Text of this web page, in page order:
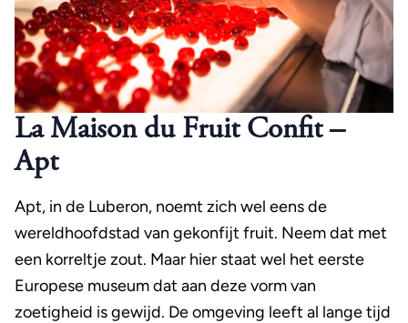
La Maison du Fruit Confit –
Apt
Apt, in de Luberon, noemt zich wel eens de
wereldhoofdstad van gekonfijt fruit. Neem dat met
een korreltje zout. Maar hier staat wel het eerste
Europese museum dat aan deze vorm van
zoetigheid is gewijd. De omgeving leeft al lange tijd